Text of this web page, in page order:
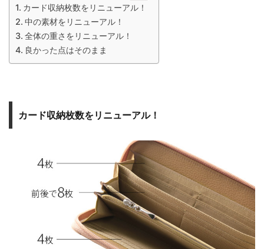
カード収納枚数をリニューアル！
中の素材をリニューアル！
全体の重さをリニューアル！
良かった点はそのまま
カード収納枚数をリニューアル！